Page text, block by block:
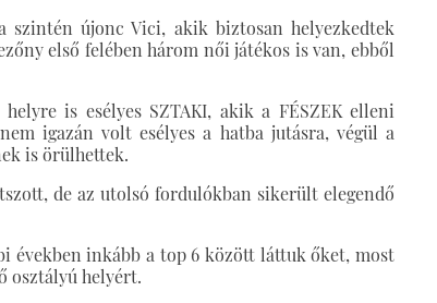
szintén újonc Vici, akik biztosan helyezkedtek
első felében három női játékos is van, ebből
is esélyes SZTAKI, akik a FÉSZEK elleni
igazán volt esélyes a hatba jutásra, végül a
is örülhettek.
de az utolsó fordulókban sikerült elegendő
években inkább a top 6 között láttuk őket, most
osztályú helyért.